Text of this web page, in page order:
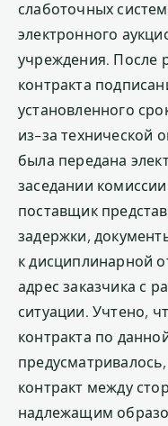
слаботочных
электронного
учреждения. После
контракта
установленного
из-за технической
была передана
заседании
поставщик
задержки,
к дисциплинарной
адрес заказчика с
ситуации. Учтено,
контракта по
контракт между
надлежащим